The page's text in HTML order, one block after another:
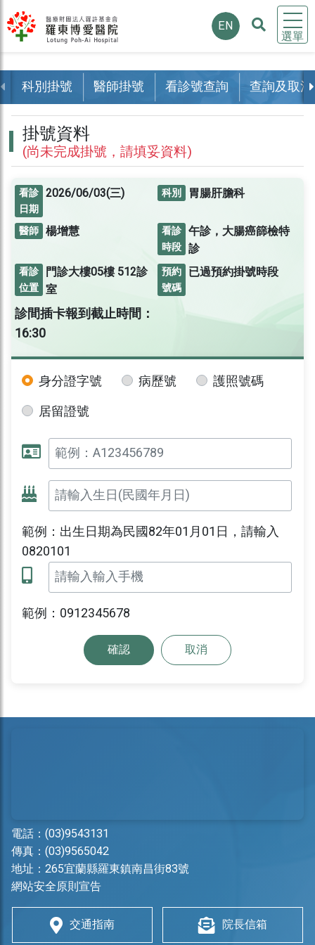
選單
EN
科別掛號 醫師掛號 看診號查詢 查詢及取消
掛號資料
(尚未完成掛號，請填妥資料)
看診
日期
2026/06/03(三) 科別 胃腸肝膽科
醫師 楊增慧
看診
時段
午診，大腸癌篩檢特
診
看診
位置
門診大樓05樓512診
室
預約
號碼
已過預約掛號時段
診間插卡報到截止時間：
16:30
身分證字號 病歷號
護照號碼
居留證號
範例：出生日期為民國82年01月01日，請輸入
0820101
範例：0912345678
確認 取消
電話： (03)9543131
傳真：(03)9565042
地址： 265宜蘭縣羅東鎮南昌街83號
網站安全原則宣告
交通指南 院長信箱